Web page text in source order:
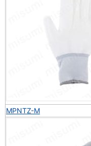
MPNTZ-M